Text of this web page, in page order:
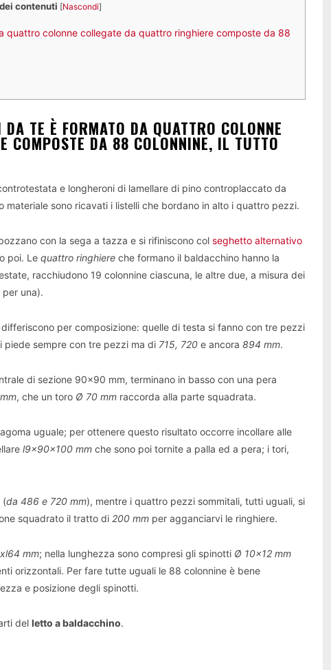
contenuti [Nascondi]
quattro colonne collegate da quattro ringhiere composte da 88
TE È FORMATO DA QUATTRO COLONNE
COMPOSTE DA 88 COLONNINE, IL TUTTO
e longheroni di lamellare di pino controplaccato da
materiale sono ricavati i listelli che bordano in alto i quattro pezzi.
con la sega a tazza e si rifiniscono col seghetto alternativo
poi. Le quattro ringhiere che formano il baldacchino hanno la
racchiudono 19 colonnine ciascuna, le altre due, a misura dei
per una).
per composizione: quelle di testa si fanno con tre pezzi
piede sempre con tre pezzi ma di 715, 720 e ancora 894 mm.
di sezione 90×90 mm, terminano in basso con una pera
, che un toro Ø 70 mm raccorda alla parte squadrata.
uguale; per ottenere questo risultato occorre incollare alle
l9x90x100 mm che sono poi tornite a palla ed a pera; i tori,
(da 486 e 720 mm), mentre i quattro pezzi sommitali, tutti uguali, si
squadrato il tratto di 200 mm per agganciarvi le ringhiere.
mm; nella lunghezza sono compresi gli spinotti Ø 10×12 mm
orizzontali. Per fare tutte uguali le 88 colonnine è bene
e posizione degli spinotti.
del letto a baldacchino.